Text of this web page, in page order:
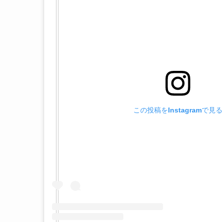
この投稿をInstagramで見る